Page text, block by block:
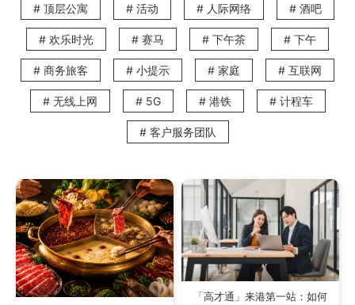
方式。有见及此，The V的服务式住宅位于香港最有活力社区 - 铜锣湾，湾仔和跑马
地 - 让您体验真正的香港生活。
3. 自由
在服务式住宅早餐永不截止，每日都有清洁服务，前台电话也可以随意使用。无论何
时您都可以不受限制地自由行动。这种自由使得住在服务式住宅比住酒店更有隐私。
的酒店很难有这样的体验。
5. 长租的长处
大多数服务式公寓可以为长期住宿提供大幅折扣，而酒店则不提供灵活的价格，一般
按住宿日数收费。这些折扣累积效果明显，使得在服务式住宅住宿数周，数月甚至数
年比在酒店中更加实惠。与家人或团体住在一起时，人均成本节约特别大，因为酒店
通常每人收取额外费用，而服务式住宅则通常不收取额外费用。
# 顶层公寓 # 活动 # 人际网络 # 酒吧
# 欢乐时光 # 赛马 # 下午茶 # 下午
# 商务旅客 # 小提示 # 家庭 # 互联网
# 无线上网 # 5G # 港铁 # 计程车
# 客户服务团队
「高才通」来港第一站：如何